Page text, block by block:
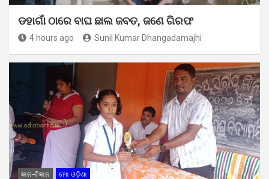
ଡହାଗାଁ ଠାରେ ବାଘ ଛାଲ ଜବତ, ଜଣେ ଗିରଫ
4 hours ago Sunil Kumar Dhangadamajhi
ଜ୍ଞାନ-ବିଜ୍ଞାନ ମୋ ଓଡ଼ିଶା